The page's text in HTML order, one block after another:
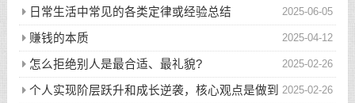
2025-06-05
日常生活中常见的各类定律或经验总结
2025-04-12
赚钱的本质
2025-02-26
怎么拒绝别人是最合适、最礼貌?
2025-02-26
个人实现阶层跃升和成长逆袭，核心观点是做到